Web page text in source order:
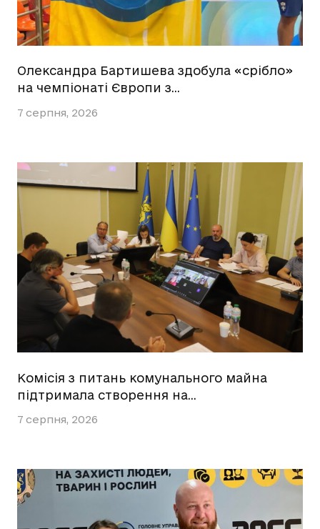
Олександра Бартишева здобула «срібло»
на чемпіонаті Європи з…
7 серпня, 2026
Комісія з питань комунального майна
підтримала створення на…
7 серпня, 2026